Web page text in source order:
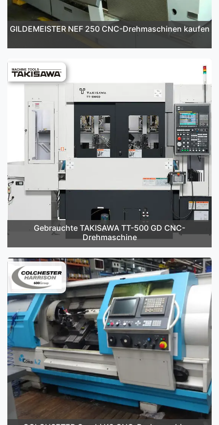
GILDEMEISTER NEF 250 CNC-Drehmaschinen kaufen
Gebrauchte TAKISAWA TT-500 GD CNC-
Drehmaschine